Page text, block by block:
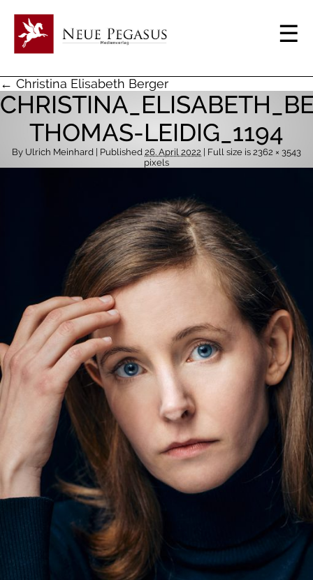
← Christina Elisabeth Berger
THOMAS-LEIDIG_1194
By Ulrich Meinhard | Published 26. April 2022 | Full size is 2362 × 3543
pixels